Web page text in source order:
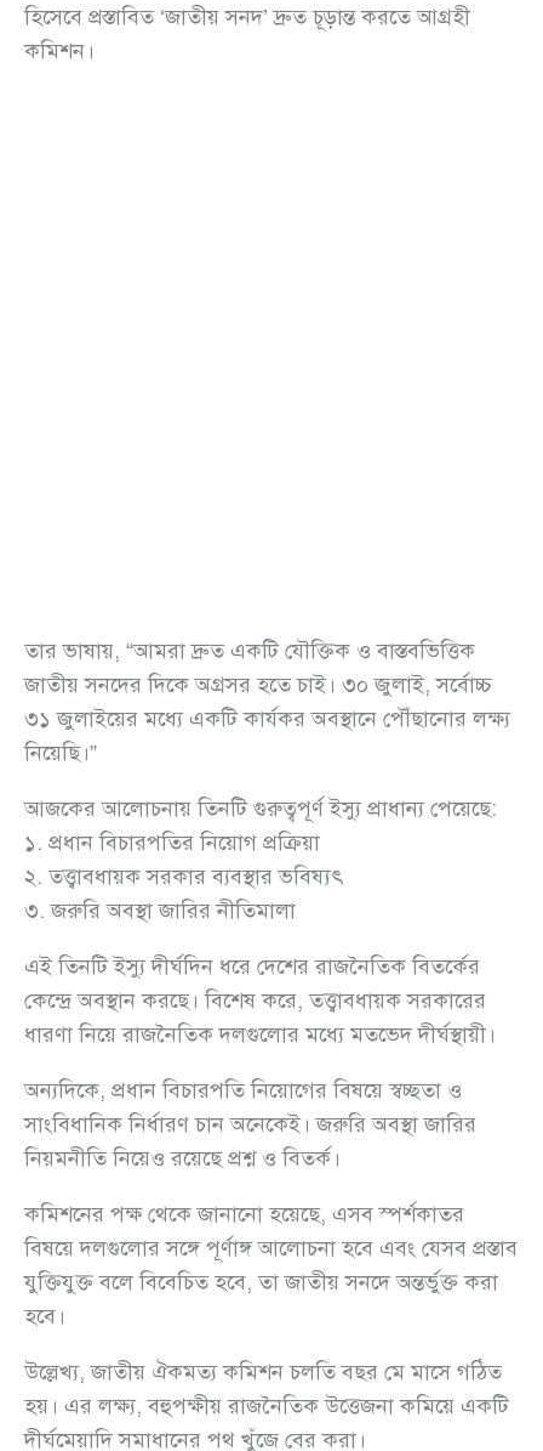
হিসেবে প্রস্তাবিত ‘জাতীয় সনদ’ দ্রুত চূড়ান্ত করতে আগ্রহী
কমিশন।
তার ভাষায়, “আমরা দ্রুত একটি যৌক্তিক ও বাস্তবভিত্তিক
জাতীয় সনদের দিকে অগ্রসর হতে চাই। ৩০ জুলাই, সর্বোচ্চ
৩১ জুলাইয়ের মধ্যে একটি কার্যকর অবস্থানে পৌঁছানোর লক্ষ্য
নিয়েছি।”
আজকের আলোচনায় তিনটি গুরুত্বপূর্ণ ইস্যু প্রাধান্য পেয়েছে:
১. প্রধান বিচারপতির নিয়োগ প্রক্রিয়া
২. তত্ত্বাবধায়ক সরকার ব্যবস্থার ভবিষ্যৎ
৩. জরুরি অবস্থা জারির নীতিমালা
এই তিনটি ইস্যু দীর্ঘদিন ধরে দেশের রাজনৈতিক বিতর্কের
কেন্দ্রে অবস্থান করছে। বিশেষ করে, তত্ত্বাবধায়ক সরকারের
ধারণা নিয়ে রাজনৈতিক দলগুলোর মধ্যে মতভেদ দীর্ঘস্থায়ী।
অন্যদিকে, প্রধান বিচারপতি নিয়োগের বিষয়ে স্বচ্ছতা ও
সাংবিধানিক নির্ধারণ চান অনেকেই। জরুরি অবস্থা জারির
নিয়মনীতি নিয়েও রয়েছে প্রশ্ন ও বিতর্ক।
কমিশনের পক্ষ থেকে জানানো হয়েছে, এসব স্পর্শকাতর
বিষয়ে দলগুলোর সঙ্গে পূর্ণাঙ্গ আলোচনা হবে এবং যেসব প্রস্তাব
যুক্তিযুক্ত বলে বিবেচিত হবে, তা জাতীয় সনদে অন্তর্ভুক্ত করা
হবে।
উল্লেখ্য, জাতীয় ঐকমত্য কমিশন চলতি বছর মে মাসে গঠিত
হয়। এর লক্ষ্য, বহুপক্ষীয় রাজনৈতিক উত্তেজনা কমিয়ে একটি
দীর্ঘমেয়াদি সমাধানের পথ খুঁজে বের করা।